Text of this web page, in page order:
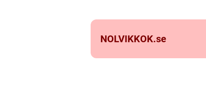
NOLVIKKOK.se